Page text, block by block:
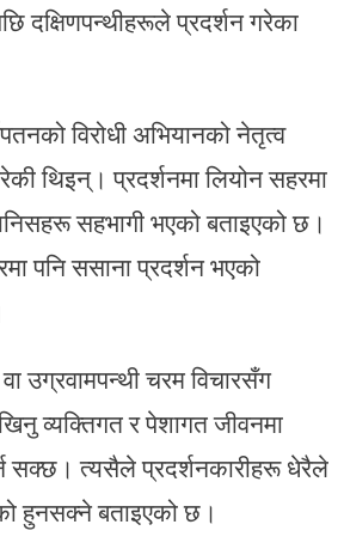
दक्षिणपन्थीहरूले प्रदर्शन गरेका
विरोधी अभियानको नेतृत्व
थिइन्। प्रदर्शनमा लियोन सहरमा
सहभागी भएको बताइएको छ।
पनि ससाना प्रदर्शन भएको
उग्रवामपन्थी चरम विचारसँग
व्यक्तिगत र पेशागत जीवनमा
सक्छ। त्यसैले प्रदर्शनकारीहरू धेरैले
हुनसक्ने बताइएको छ।